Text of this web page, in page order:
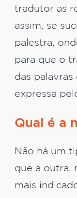
tradutor as
assim, se
palestra,
para que o
das
expressa
Qual é a
Não há um
que a outra,
mais